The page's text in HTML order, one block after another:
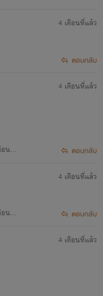
4 เดือนที่แล้ว
ตอบกลับ
4 เดือนที่แล้ว
ตอบกลับ
4 เดือนที่แล้ว
ตอบกลับ
4 เดือนที่แล้ว